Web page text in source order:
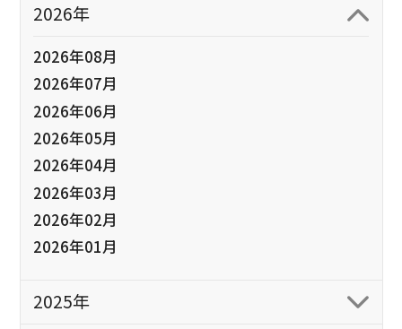
2026年
2026年08月
2026年07月
2026年06月
2026年05月
2026年04月
2026年03月
2026年02月
2026年01月
2025年